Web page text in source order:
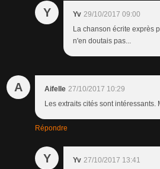
Y Yv 29/10/2017 09:00
La chanson écrite exprès
n'en doutais pas...
A Aifelle 27/10/2017 10:29
Les extraits cités sont intéressants.
Répondre
Y Yv 27/10/2017 13:41